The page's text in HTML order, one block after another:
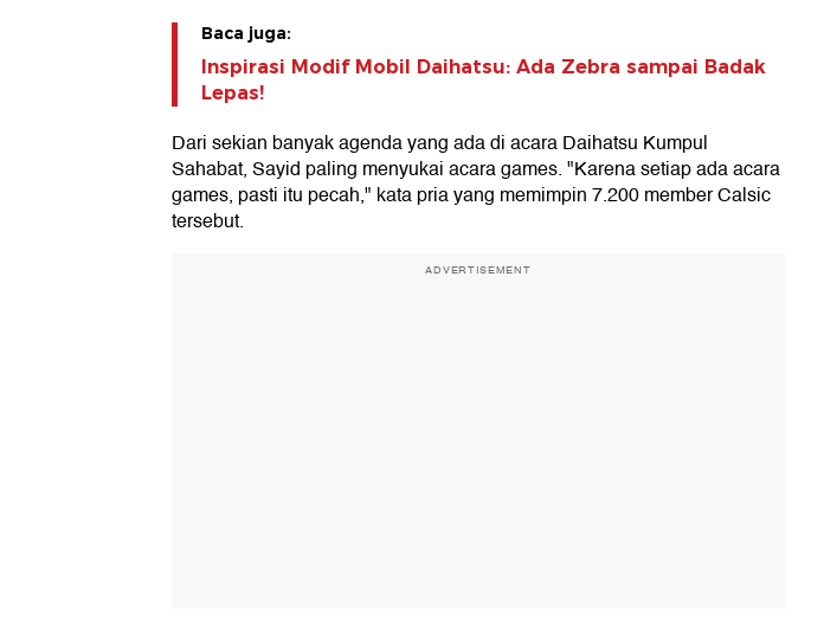
Baca juga:
Inspirasi Modif Mobil Daihatsu: Ada Zebra sampai Badak
Lepas!
Dari sekian banyak agenda yang ada di acara Daihatsu Kumpul
Sahabat, Sayid paling menyukai acara games. "Karena setiap ada acara
games, pasti itu pecah," kata pria yang memimpin 7.200 member Calsic
tersebut.
ADVERTISEMENT